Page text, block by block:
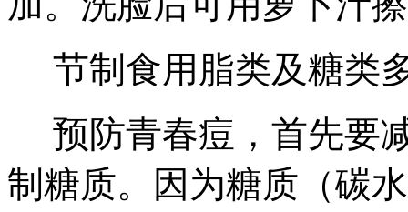
节制食用脂类及糖类
预防青春痘，首先要
制糖质。因为糖质（碳